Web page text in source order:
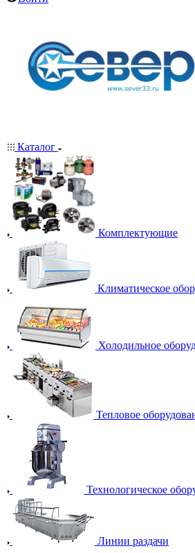
Каталог
Комплектующие
Климатическое
Холодильное
Тепловое
Технологическое
Линии раздачи